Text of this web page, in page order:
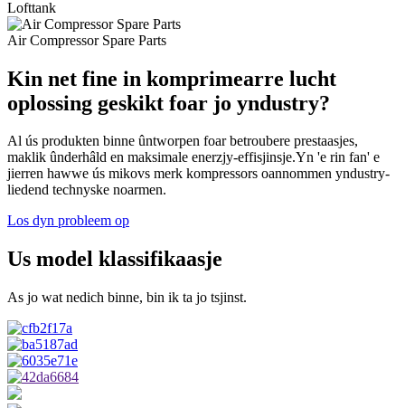
Lofttank
Air Compressor Spare Parts
Kin net fine in komprimearre lucht
oplossing geskikt foar jo yndustry?
Al ús produkten binne ûntworpen foar betroubere prestaasjes,
maklik ûnderhâld en maksimale enerzjy-effisjinsje.Yn 'e rin fan' e
jierren hawwe ús mikovs merk kompressors oannommen yndustry-
liedend technyske noarmen.
Los dyn probleem op
Us model klassifikaasje
As jo ​​​​wat nedich binne, bin ik ta jo tsjinst.